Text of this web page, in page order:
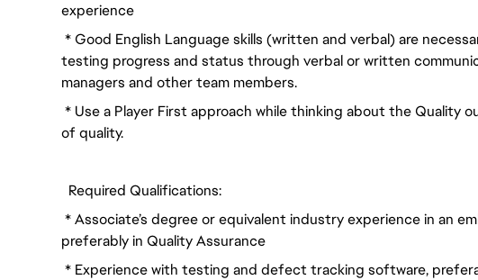
experience
* Good English Language skills (written and verbal) are
testing progress and status through verbal or written
managers and other team members.
* Use a Player First approach while thinking about the Quality
of quality.
Required Qualifications:
* Associate’s degree or equivalent industry experience in an
preferably in Quality Assurance
* Experience with testing and defect tracking software,